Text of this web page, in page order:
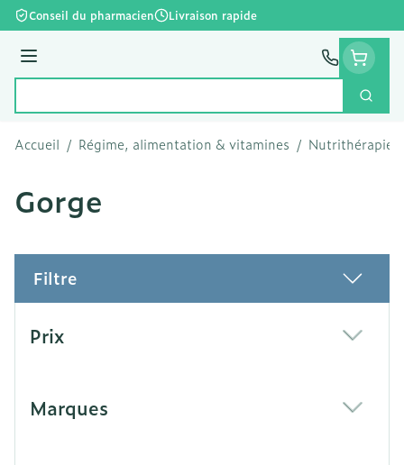
Aller au contenu
Conseil du pharmacien Livraison rapide
Menu
Accueil / Régime, alimentation & vitamines / Nutrithérapie
Gorge
Filtre
Prix
Marques